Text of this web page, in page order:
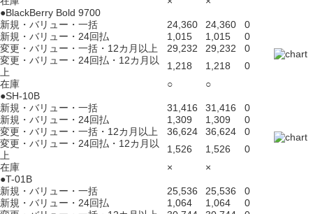
●BlackBerry Bold 9700
新規・バリュー・一括
24,360 24,360
0
新規・バリュー・24回払
1,015 1,015
0
変更・バリュー・一括・12カ月以上
29,232 29,232
0
変更・バリュー・24回払・12カ月以
上
1,218 1,218
0
在庫
○
○
●SH-10B
新規・バリュー・一括
31,416 31,416
0
新規・バリュー・24回払
1,309 1,309
0
変更・バリュー・一括・12カ月以上
36,624 36,624
0
変更・バリュー・24回払・12カ月以
上
1,526 1,526
0
在庫
×
×
●T-01B
新規・バリュー・一括
25,536 25,536
0
新規・バリュー・24回払
1,064 1,064
0